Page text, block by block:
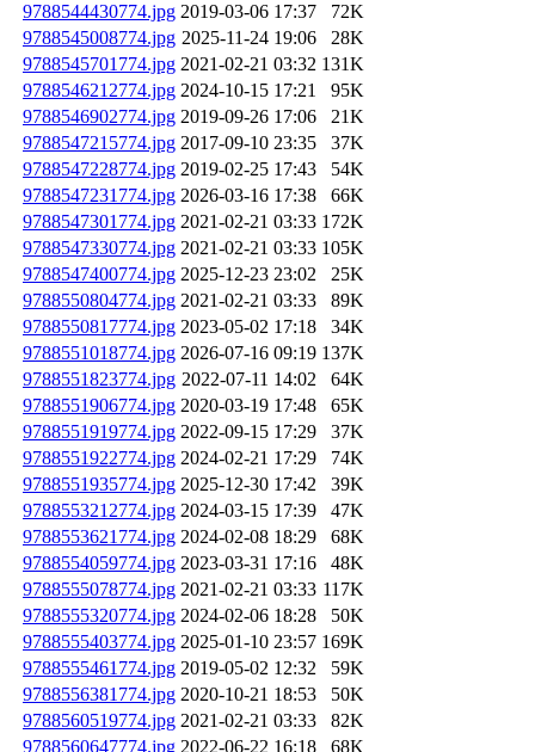
9788544430774.jpg 2019-03-06 17:37
72K
9788545008774.jpg 2025-11-24 19:06
28K
9788545701774.jpg 2021-02-21 03:32 131K
9788546212774.jpg 2024-10-15 17:21
95K
9788546902774.jpg 2019-09-26 17:06
21K
9788547215774.jpg 2017-09-10 23:35
37K
9788547228774.jpg 2019-02-25 17:43
54K
9788547231774.jpg 2026-03-16 17:38
66K
9788547301774.jpg 2021-02-21 03:33 172K
9788547330774.jpg 2021-02-21 03:33 105K
9788547400774.jpg 2025-12-23 23:02
25K
9788550804774.jpg 2021-02-21 03:33
89K
9788550817774.jpg 2023-05-02 17:18
34K
9788551018774.jpg 2026-07-16 09:19 137K
9788551823774.jpg 2022-07-11 14:02
64K
9788551906774.jpg 2020-03-19 17:48
65K
9788551919774.jpg 2022-09-15 17:29
37K
9788551922774.jpg 2024-02-21 17:29
74K
9788551935774.jpg 2025-12-30 17:42
39K
9788553212774.jpg 2024-03-15 17:39
47K
9788553621774.jpg 2024-02-08 18:29
68K
9788554059774.jpg 2023-03-31 17:16
48K
9788555078774.jpg 2021-02-21 03:33 117K
9788555320774.jpg 2024-02-06 18:28
50K
9788555403774.jpg 2025-01-10 23:57 169K
9788555461774.jpg 2019-05-02 12:32
59K
9788556381774.jpg 2020-10-21 18:53
50K
9788560519774.jpg 2021-02-21 03:33
82K
9788560647774.jpg 2022-06-22 16:18 68K